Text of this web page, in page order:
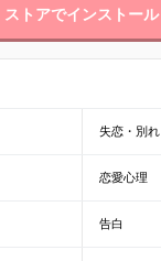
ストアでインストール
失恋・別れ
恋愛心理
告白